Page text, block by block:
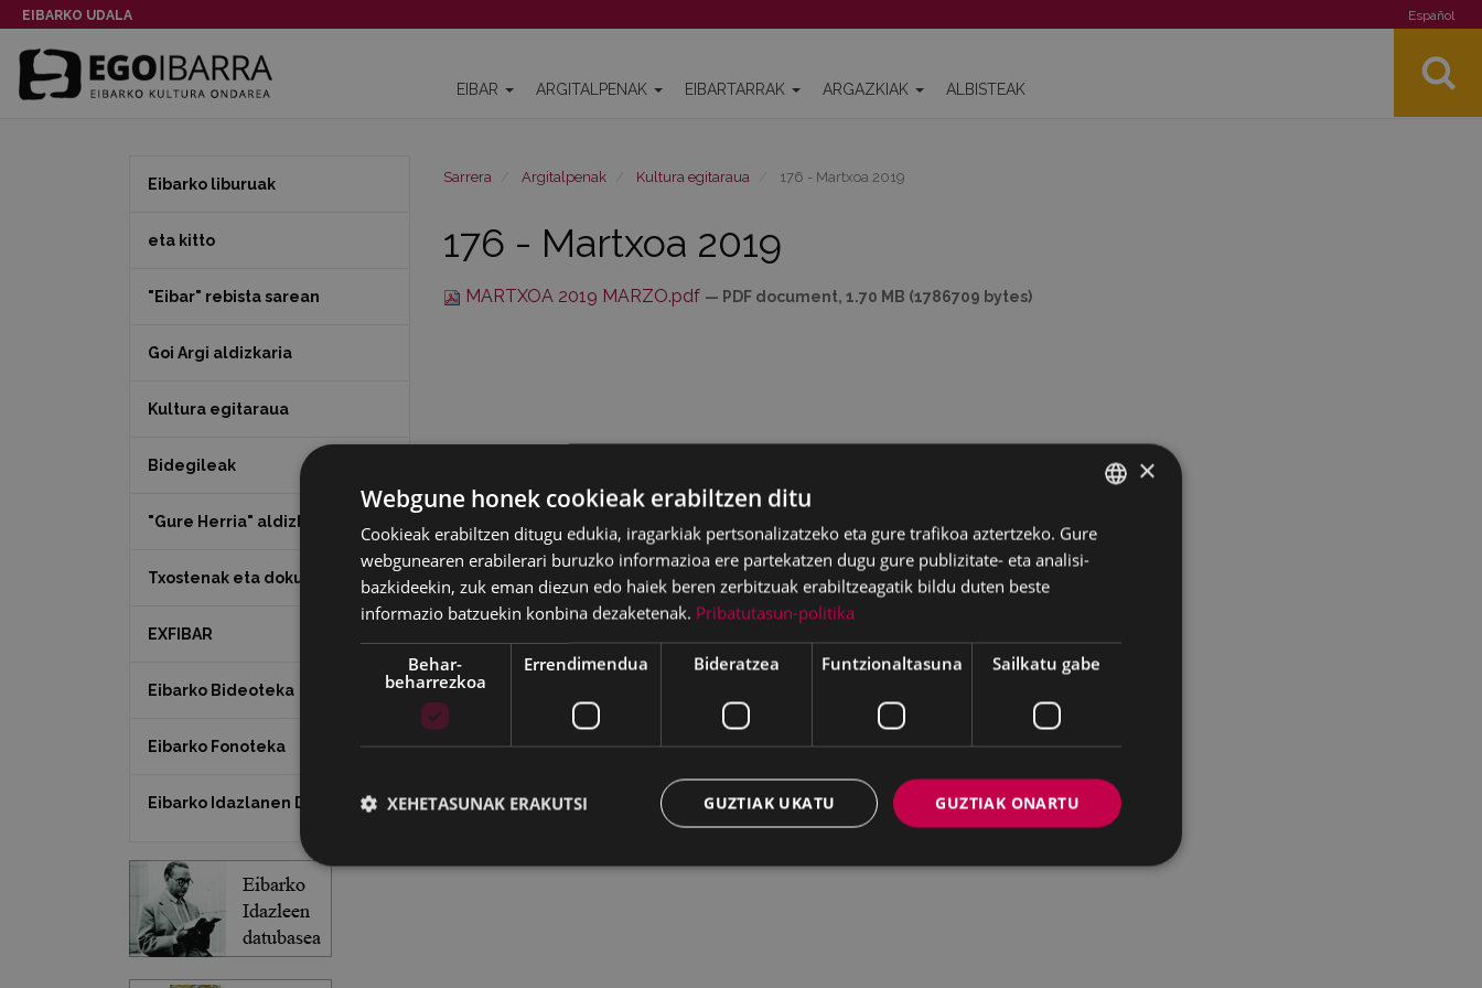
EIBARKO UDALA Español
EIBAR ARGITALPENAK EIBARTARRAK ARGAZKIAK ALBISTEAK
Sarrera Argitalpenak Kultura egitaraua 176 - Martxoa 2019
176 - Martxoa 2019
MARTXOA 2019 MARZO.pdf — PDF document, 1.70 MB (1786709 bytes)
Eibarko liburuak
eta kitto
"Eibar" rebista sarean
Goi Argi aldizkaria
Kultura egitaraua
Bidegileak
"Gure Herria" aldizkaria
Txostenak eta dokumentuak
EXFIBAR
Eibarko Bideoteka
Eibarko Fonoteka
Eibarko Idazlanen Datu-basea
BASQUE
SPANISH
×
Webgune honek cookieak erabiltzen ditu
Cookieak erabiltzen ditugu edukia, iragarkiak pertsonalizatzeko eta gure trafikoa aztertzeko. Gure
webgunearen erabilerari buruzko informazioa ere partekatzen dugu gure publizitate- eta analisi-
bazkideekin, zuk eman diezun edo haiek beren zerbitzuak erabiltzeagatik bildu duten beste
informazio batzuekin konbina dezaketenak. Pribatutasun-politika
Behar-
beharrezkoa
Errendimendua Bideratzea Funtzionaltasuna Sailkatu gabe
GUZTIAK ONARTU
GUZTIAK UKATU
XEHETASUNAK ERAKUTSI